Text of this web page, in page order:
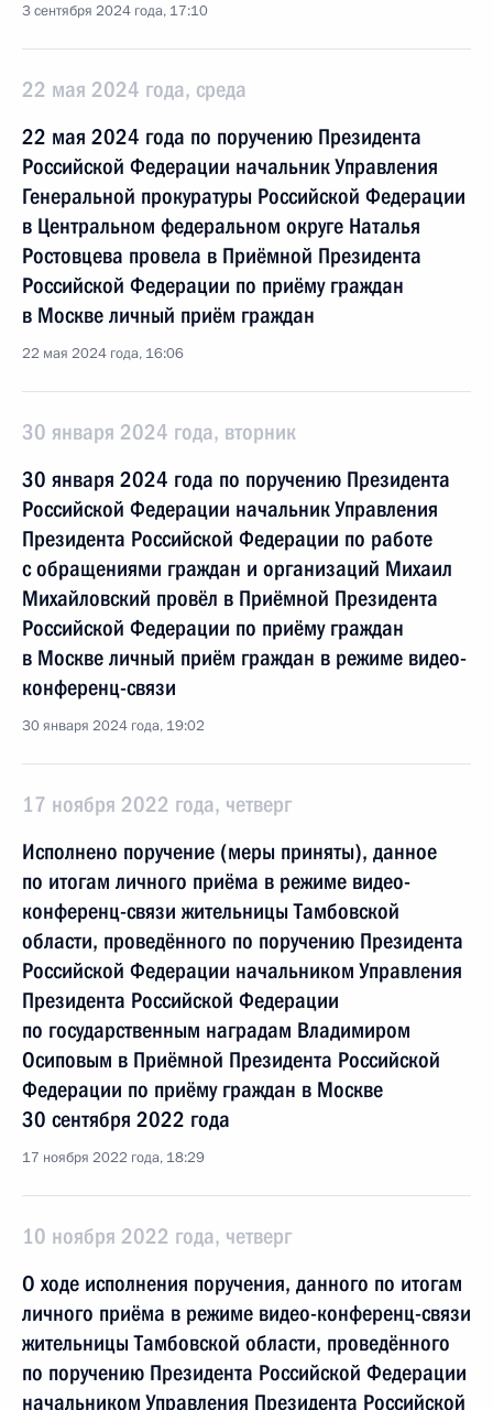
3 сентября 2024 года, 17:10
22 мая 2024 года, среда
22 мая 2024 года по поручению Президента
Российской Федерации начальник Управления
Генеральной прокуратуры Российской Федерации
в Центральном федеральном округе Наталья
Ростовцева провела в Приёмной Президента
Российской Федерации по приёму граждан
в Москве личный приём граждан
22 мая 2024 года, 16:06
30 января 2024 года, вторник
30 января 2024 года по поручению Президента
Российской Федерации начальник Управления
Президента Российской Федерации по работе
с обращениями граждан и организаций Михаил
Михайловский провёл в Приёмной Президента
Российской Федерации по приёму граждан
в Москве личный приём граждан в режиме видео-
конференц-связи
30 января 2024 года, 19:02
17 ноября 2022 года, четверг
Исполнено поручение (меры приняты), данное
по итогам личного приёма в режиме видео-
конференц-связи жительницы Тамбовской
области, проведённого по поручению Президента
Российской Федерации начальником Управления
Президента Российской Федерации
по государственным наградам Владимиром
Осиповым в Приёмной Президента Российской
Федерации по приёму граждан в Москве
30 сентября 2022 года
17 ноября 2022 года, 18:29
10 ноября 2022 года, четверг
О ходе исполнения поручения, данного по итогам
личного приёма в режиме видео-конференц-связи
жительницы Тамбовской области, проведённого
по поручению Президента Российской Федерации
начальником Управления Президента Российской